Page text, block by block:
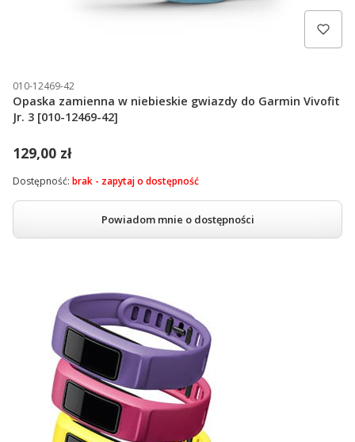
010-12469-42
Opaska zamienna w niebieskie gwiazdy do Garmin Vivofit
Jr. 3 [010-12469-42]
129,00 zł
Powiadom mnie o dostępności
Dostępność: brak - zapytaj o dostępność